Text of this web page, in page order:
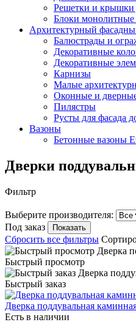
Решетки и крышки
Блоки монолитные
Архитектурный
Балюстрады и
Декоративные
Декоративные
Карнизы
Малые
Оконные и
Пилястры
Русты для фасада
Вазоны
Бетонные вазоны
Дверки
Фильтр
Выберите производителя:
Под заказ
Сбросить все фильтры
Быстрый просмотр
Быстрый заказ
Дверка поддувальная
Есть в наличии